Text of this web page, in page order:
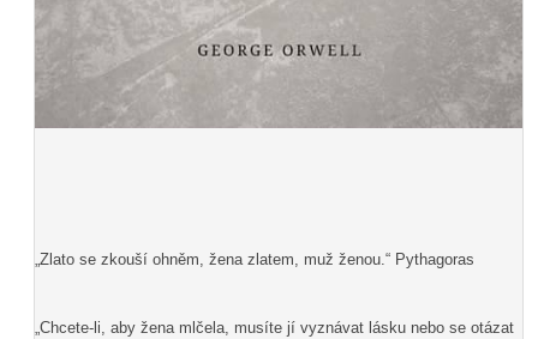
„Zlato se zkouší ohněm, žena zlatem, muž ženou.“ Pythagoras
„Chcete-li, aby žena mlčela, musíte jí vyznávat lásku nebo se otázat